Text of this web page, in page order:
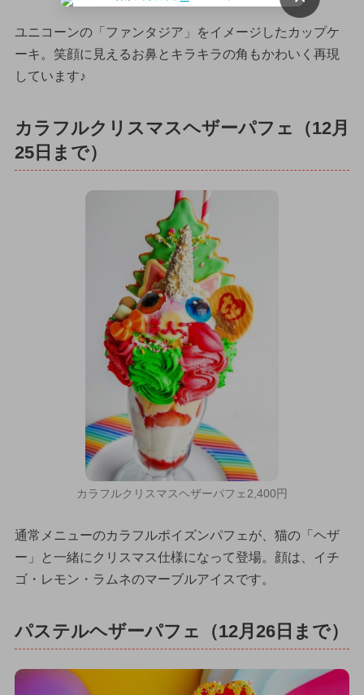
ユニコーンの「ファンタジア」をイメージしたカップケ
ーキ。笑顔に見えるお鼻とキラキラの角もかわいく再現
しています♪
カラフルクリスマスヘザーパフェ（12月
25日まで）
カラフルクリスマスヘザーパフェ2,400円
通常メニューのカラフルポイズンパフェが、猫の「ヘザ
ー」と一緒にクリスマス仕様になって登場。顔は、イチ
ゴ・レモン・ラムネのマーブルアイスです。
パステルヘザーパフェ（12月26日まで）